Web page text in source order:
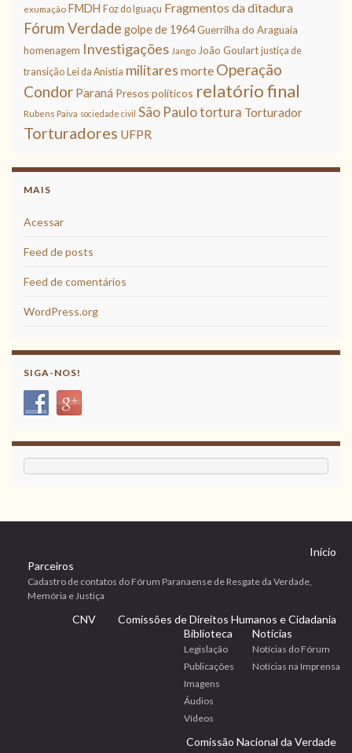
exumação FMDH Foz do Iguaçu Fragmentos da ditadura
Fórum Verdade golpe de 1964Guerrilha do Araguaia
homenagem Investigações Jango João Goulart justiça de
transição Lei da Anistia militares morte Operação
Condor Paraná Presos políticos relatório final
Rubens Paiva sociedade civil São Paulotortura Torturador
Torturadores UFPR
MAIS
Acessar
Feed de posts
Feed de comentários
WordPress.org
SIGA-NOS!
Início
Parceiros
Cadastro de contatos do Fórum Paranaense de Resgate da Verdade,
Memória e Justiça
CNV
Comissões de Direitos Humanos e Cidadania
Biblioteca
Legislação
Publicações
Imagens
Áudios
Vídeos
Notícias
Notícias do Fórum
Notícias na Imprensa
Comissão Nacional da Verdade